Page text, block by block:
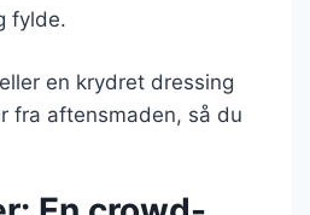
fylde.
en krydret dressing
fra aftensmaden, så du